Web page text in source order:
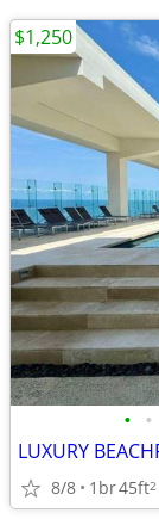
• •
LUXURY
8/8 1br45ft2
$1,250